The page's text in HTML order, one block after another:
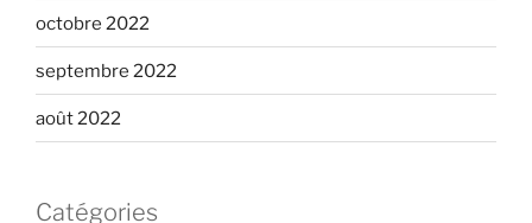
octobre 2022
septembre 2022
août 2022
Catégories